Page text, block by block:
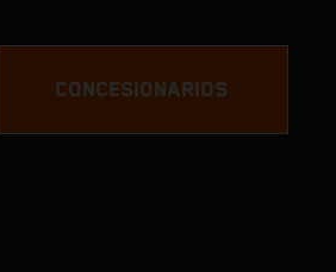
CONCESIONARIOS